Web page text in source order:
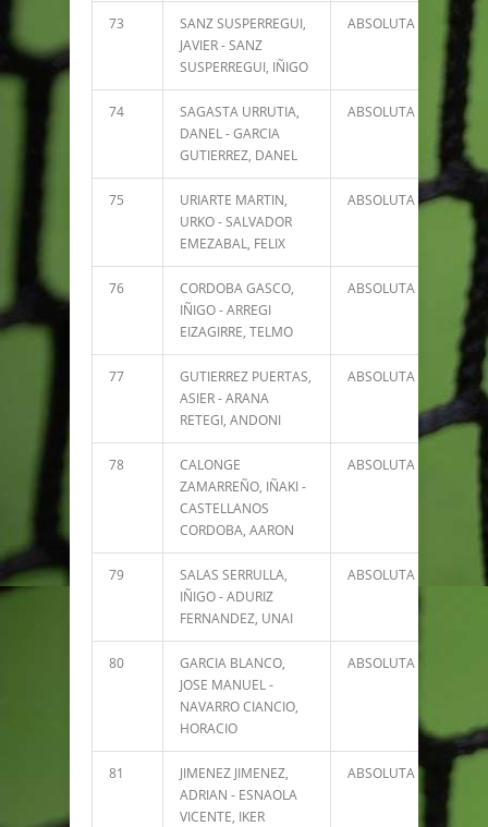
73
SANZ SUSPERREGUI,
JAVIER - SANZ
SUSPERREGUI, IÑIGO
ABSOLUTA 1608
74
SAGASTA URRUTIA,
DANEL - GARCIA
GUTIERREZ, DANEL
ABSOLUTA 1583
75
URIARTE MARTIN,
URKO - SALVADOR
EMEZABAL, FELIX
ABSOLUTA 1357
76
CORDOBA GASCO,
IÑIGO - ARREGI
EIZAGIRRE, TELMO
ABSOLUTA 1310
77
GUTIERREZ PUERTAS,
ASIER - ARANA
RETEGI, ANDONI
ABSOLUTA 1303
78
CALONGE
ZAMARREÑO, IÑAKI -
CASTELLANOS
CORDOBA, AARON
ABSOLUTA
79
SALAS SERRULLA,
IÑIGO - ADURIZ
FERNANDEZ, UNAI
ABSOLUTA
80
GARCIA BLANCO,
JOSE MANUEL -
NAVARRO CIANCIO,
HORACIO
ABSOLUTA
81
JIMENEZ JIMENEZ,
ADRIAN - ESNAOLA
VICENTE, IKER
ABSOLUTA 1129